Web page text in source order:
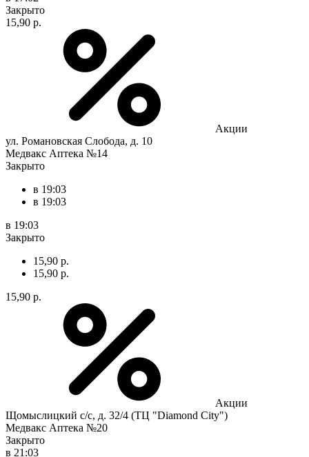
Закрыто
15,90 р.
Акции
ул. Романовская Слобода, д. 10
Медвакс Аптека №14
Закрыто
в 19:03
в 19:03
в 19:03
Закрыто
15,90 р.
15,90 р.
15,90 р.
Акции
Щомыслицкий с/с, д. 32/4 (ТЦ "Diamond City")
Медвакс Аптека №20
Закрыто
в 21:03